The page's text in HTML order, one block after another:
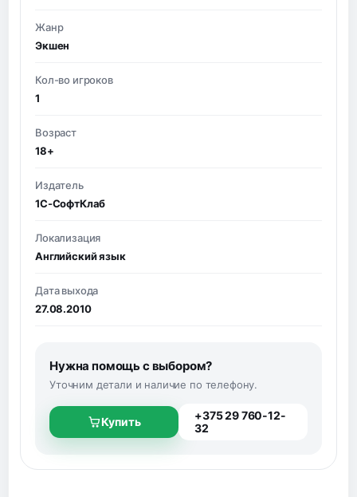
Жанр
Экшен
Кол-во игроков
1
Возраст
18+
Издатель
1С-СофтКлаб
Локализация
Английский язык
Дата выхода
27.08.2010
Нужна помощь с выбором?
Уточним детали и наличие по телефону.
Купить
+375 29 760-12-
32